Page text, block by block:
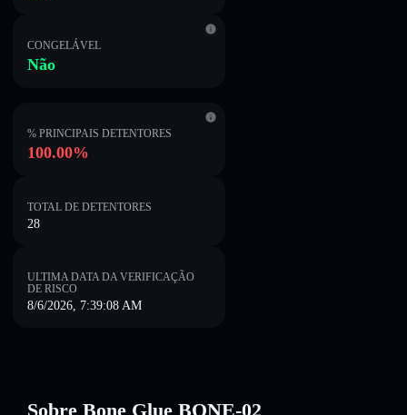
CONGELÁVEL
Não
% PRINCIPAIS DETENTORES
100.00%
TOTAL DE DETENTORES
28
ULTIMA DATA DA VERIFICAÇÃO
DE RISCO
8/6/2026, 7:39:08 AM
Sobre Bone Glue BONE-02